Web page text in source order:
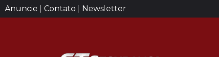
Anuncie | Contato | Newsletter